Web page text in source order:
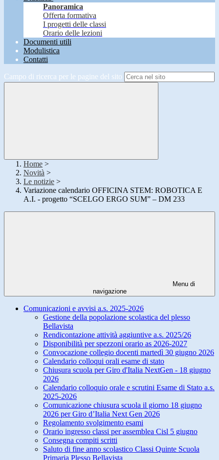
Panoramica
Offerta formativa
I progetti delle classi
Orario delle lezioni
Documenti utili
Modulistica
Contatti
Campo di ricerca per le pagine del sito
Home >
Novità >
Le notizie >
Variazione calendario OFFICINA STEM: ROBOTICA E
A.I. - progetto “SCELGO ERGO SUM” – DM 233
Menu di
navigazione
Comunicazioni e avvisi a.s. 2025-2026
Gestione della popolazione scolastica del plesso
Bellavista
Rendicontazione attività aggiuntive a.s. 2025/26
Disponibilità per spezzoni orario as 2026-2027
Convocazione collegio docenti martedì 30 giugno 2026
Calendario colloqui orali esame di stato
Chiusura scuola per Giro d'Italia NextGen - 18 giugno
2026
Calendario colloquio orale e scrutini Esame di Stato a.s.
2025-2026
Comunicazione chiusura scuola il giorno 18 giugno
2026 per Giro d’Italia Next Gen 2026
Regolamento svolgimento esami
Orario ingresso classi per assemblea Cisl 5 giugno
Consegna compiti scritti
Saluto di fine anno scolastico Classi Quinte Scuola
Primaria Plesso Bellavista